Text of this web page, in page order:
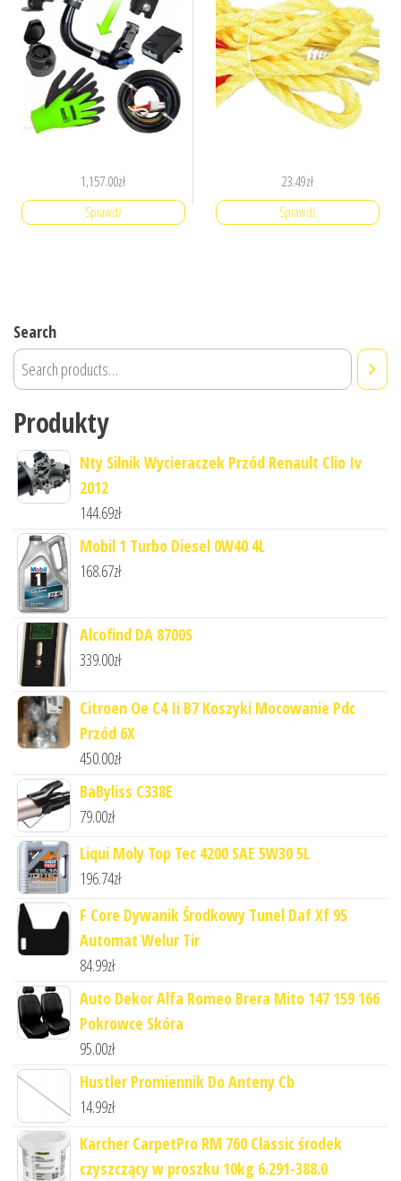
1,157.00zł
Sprawdź
23.49zł
Sprawdź
Search
Produkty
Nty Silnik Wycieraczek Przód Renault Clio Iv
2012
144.69zł
Mobil 1 Turbo Diesel 0W40 4L
168.67zł
Alcofind DA 8700S
339.00zł
Citroen Oe C4 Ii B7 Koszyki Mocowanie Pdc
Przód 6X
450.00zł
BaByliss C338E
79.00zł
Liqui Moly Top Tec 4200 SAE 5W30 5L
196.74zł
F Core Dywanik Środkowy Tunel Daf Xf 95
Automat Welur Tir
84.99zł
Auto Dekor Alfa Romeo Brera Mito 147 159 166
Pokrowce Skóra
95.00zł
Hustler Promiennik Do Anteny Cb
14.99zł
Karcher CarpetPro RM 760 Classic środek
czyszczący w proszku 10kg 6.291-388.0